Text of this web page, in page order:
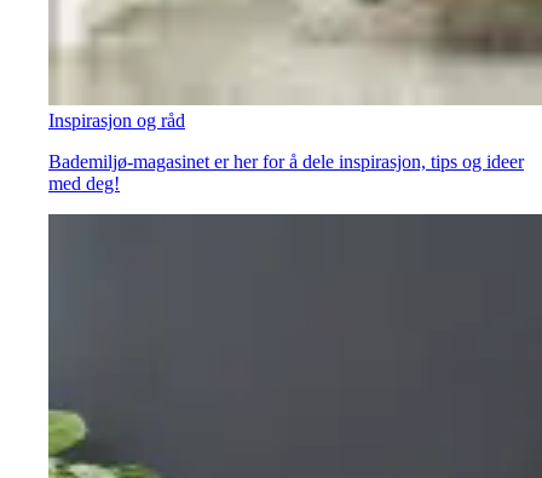
Inspirasjon og råd
Bademiljø-magasinet er her for å dele inspirasjon, tips og ideer
med deg!